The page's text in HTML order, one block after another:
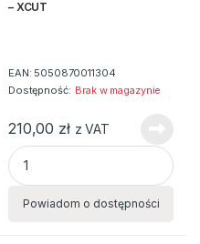
5X2,2cm ŻÓŁTA
– XCUT
EAN: 5050870011304
Dostępność: Brak w magazynie
210,00 zł z VAT
GILOTYNA DO PAPIERU 33
Powiadom o dostępności